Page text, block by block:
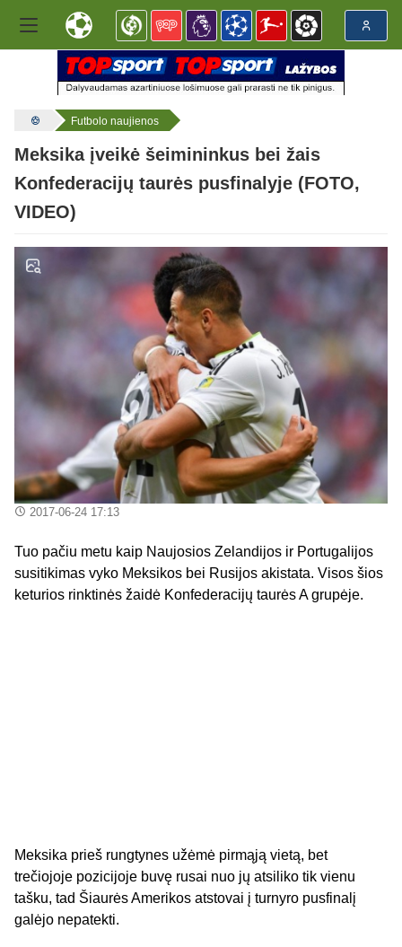
Futbolo naujienos
Meksika įveikė šeimininkus bei žais
Konfederacijų taurės pusfinalyje (FOTO,
VIDEO)
2017-06-24 17:13
Tuo pačiu metu kaip Naujosios Zelandijos ir Portugalijos
susitikimas vyko Meksikos bei Rusijos akistata. Visos šios
keturios rinktinės žaidė Konfederacijų taurės A grupėje.
Meksika prieš rungtynes užėmė pirmąją vietą, bet
trečiojoje pozicijoje buvę rusai nuo jų atsiliko tik vienu
tašku, tad Šiaurės Amerikos atstovai į turnyro pusfinalį
galėjo nepatekti.